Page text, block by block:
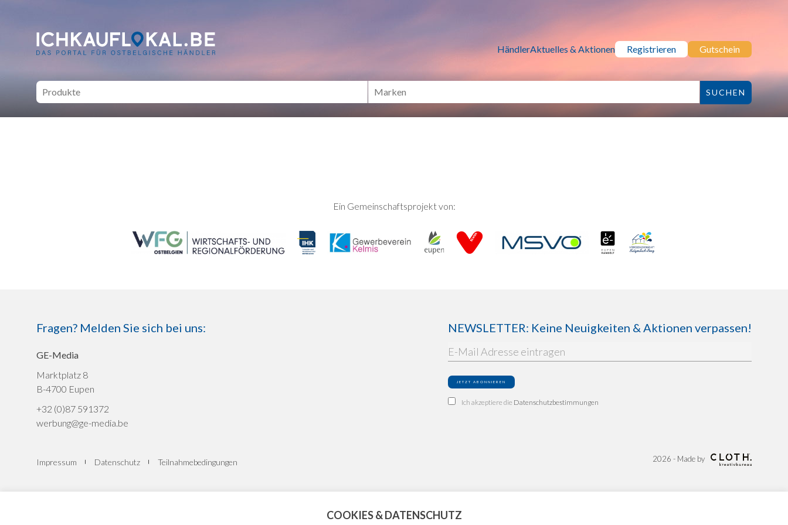
ich kauf lokal - Bei lokalen Händlern online Shoppen HändlerAktuelles & Aktionen Registrieren Gutschein
Ein Gemeinschaftsprojekt von:
Fragen? Melden Sie sich bei uns:
GE-Media
Marktplatz 8
B-4700 Eupen
+32 (0)87 591372
werbung@ge-media.be
NEWSLETTER: Keine Neuigkeiten & Aktionen verpassen!
Ich akzeptiere die Datenschutzbestimmungen
Impressum Datenschutz Teilnahmebedingungen 2026 - Made by
COOKIES & DATENSCHUTZ